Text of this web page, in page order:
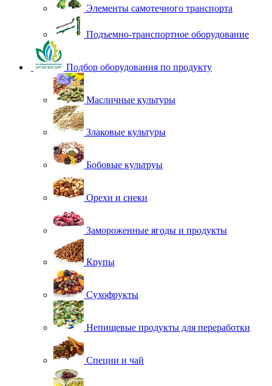
Элементы самотечного транспорта
Подъемно-транспортное оборудование
Подбор оборудования по продукту
Масличные культуры
Злаковые культуры
Бобовые культруы
Орехи и снеки
Замороженные ягоды и продукты
Крупы
Сухофрукты
Непищевые продукты для переработки
Специи и чай